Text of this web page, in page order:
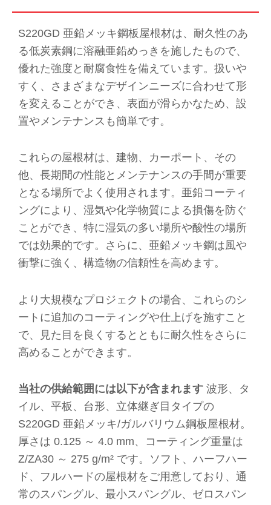
S220GD 亜鉛メッキ鋼板屋根材は、耐久性のあ
る低炭素鋼に溶融亜鉛めっきを施したもので、
優れた強度と耐腐食性を備えています。扱いや
すく、さまざまなデザインニーズに合わせて形
を変えることができ、表面が滑らかなため、設
置やメンテナンスも簡単です。
これらの屋根材は、建物、カーポート、その
他、長期間の性能とメンテナンスの手間が重要
となる場所でよく使用されます。亜鉛コーティ
ングにより、湿気や化学物質による損傷を防ぐ
ことができ、特に湿気の多い場所や酸性の場所
では効果的です。さらに、亜鉛メッキ鋼は風や
衝撃に強く、構造物の信頼性を高めます。
より大規模なプロジェクトの場合、これらのシ
ートに追加のコーティングや仕上げを施すこと
で、見た目を良くするとともに耐久性をさらに
高めることができます。
当社の供給範囲には以下が含まれます 波形、タ
イル、平板、台形、立体継ぎ目タイプの
S220GD 亜鉛メッキ/ガルバリウム鋼板屋根材。
厚さは 0.125 ～ 4.0 mm、コーティング重量は
Z/ZA30 ～ 275 g/m² です。ソフト、ハーフハー
ド、フルハードの屋根材をご用意しており、通
常のスパングル、最小スパングル、ゼロスパン